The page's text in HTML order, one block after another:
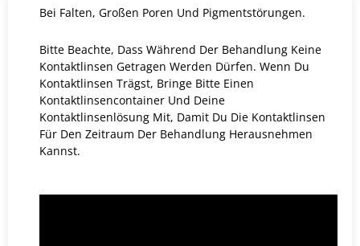
Bei Falten, Großen Poren Und Pigmentstörungen.
Bitte Beachte, Dass Während Der Behandlung Keine
Kontaktlinsen Getragen Werden Dürfen. Wenn Du
Kontaktlinsen Trägst, Bringe Bitte Einen
Kontaktlinsencontainer Und Deine
Kontaktlinsenlösung Mit, Damit Du Die Kontaktlinsen
Für Den Zeitraum Der Behandlung Herausnehmen
Kannst.